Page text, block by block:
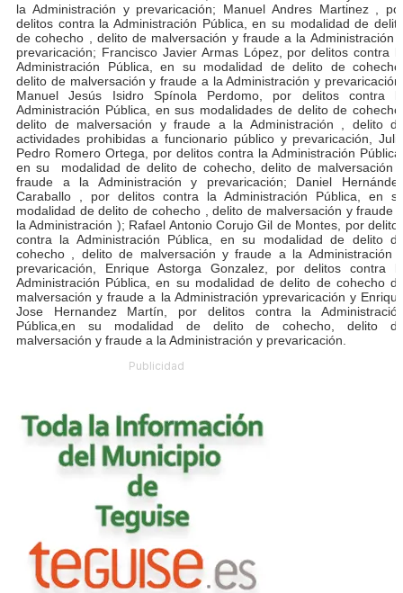
la Administración y prevaricación; Manuel Andres Martinez ,
delitos contra la Administración Pública, en su modalidad de
de cohecho , delito de malversación y fraude a la Administración
prevaricación; Francisco Javier Armas López, por delitos contra
Administración Pública, en su modalidad de delito de
delito de malversación y fraude a la Administración y
Manuel Jesús Isidro Spínola Perdomo, por delitos contra
Administración Pública, en sus modalidades de delito de
delito de malversación y fraude a la Administración , delito
actividades prohibidas a funcionario público y prevaricación,
Pedro Romero Ortega, por delitos contra la Administración
en su modalidad de delito de cohecho, delito de malversación
fraude a la Administración y prevaricación; Daniel
Caraballo , por delitos contra la Administración Pública, en
modalidad de delito de cohecho , delito de malversación y fraude
la Administración ); Rafael Antonio Corujo Gil de Montes, por
contra la Administración Pública, en su modalidad de delito
cohecho , delito de malversación y fraude a la Administración
prevaricación, Enrique Astorga Gonzalez, por delitos contra
Administración Pública, en su modalidad de delito de cohecho
malversación y fraude a la Administración yprevaricación y
Jose Hernandez Martín, por delitos contra la
Pública,en su modalidad de delito de cohecho, delito
malversación y fraude a la Administración y prevaricación.
Publicidad